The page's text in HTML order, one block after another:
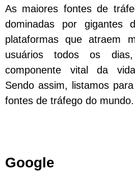
As maiores fontes de
dominadas por gigantes
plataformas que atraem
usuários todos os
componente vital da
Sendo assim, listamos
fontes de tráfego do mundo.
Google